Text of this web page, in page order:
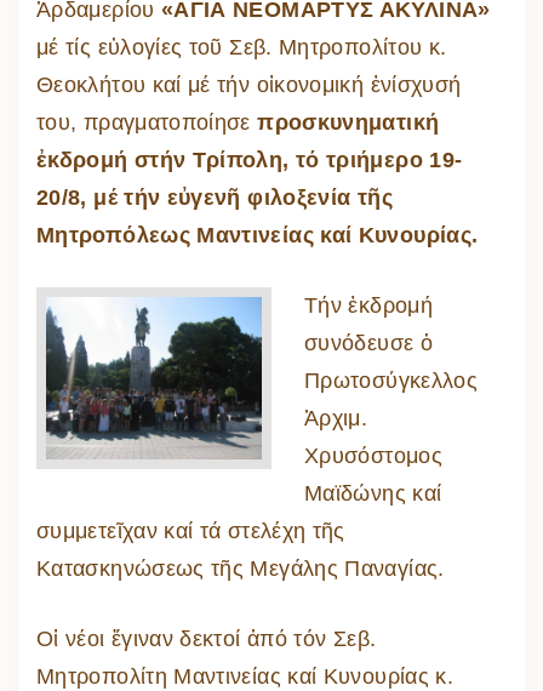
Ἀρδαμερίου «ΑΓΙΑ ΝΕΟΜΑΡΤΥΣ ΑΚΥΛΙΝΑ»
μέ τίς εὐλογίες τοῦ Σεβ. Μητροπολίτου κ.
Θεοκλήτου καί μέ τήν οἰκονομική ἐνίσχυσή
του, πραγματοποίησεπροσκυνηματική
ἐκδρομή στήν Τρίπολη, τό τριήμερο 19-
20/8, μέ τήν εὐγενῆ φιλοξενία τῆς
Μητροπόλεως Μαντινείας καί Κυνουρίας.
Τήν ἐκδρομή
συνόδευσε ὁ
Πρωτοσύγκελλος
Ἀρχιμ.
Χρυσόστομος
Μαϊδώνης καί
συμμετεῖχαν καί τά στελέχη τῆς
Κατασκηνώσεως τῆς Μεγάλης Παναγίας.
Οἱ νέοι ἔγιναν δεκτοί ἀπό τόν Σεβ.
Μητροπολίτη Μαντινείας καί Κυνουρίας κ.